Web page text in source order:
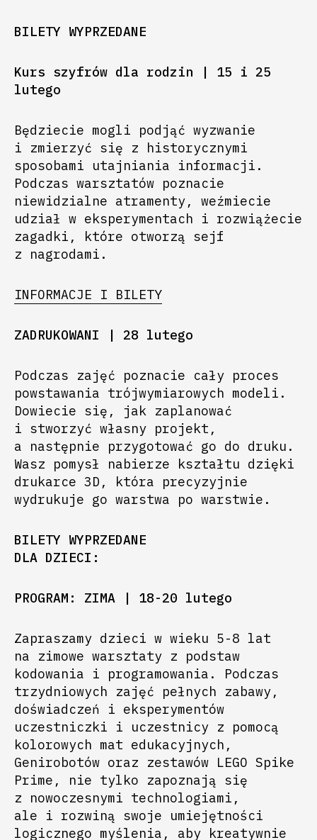
BILETY WYPRZEDANE
Kurs szyfrów dla rodzin | 15 i 25
lutego
Będziecie mogli podjąć wyzwanie
i zmierzyć się z historycznymi
sposobami utajniania informacji.
Podczas warsztatów poznacie
niewidzialne atramenty, weźmiecie
udział w eksperymentach i rozwiążecie
zagadki, które otworzą sejf
z nagrodami.
INFORMACJE I BILETY
ZADRUKOWANI | 28 lutego
Podczas zajęć poznacie cały proces
powstawania trójwymiarowych modeli.
Dowiecie się, jak zaplanować
i stworzyć własny projekt,
a następnie przygotować go do druku.
Wasz pomysł nabierze kształtu dzięki
drukarce 3D, która precyzyjnie
wydrukuje go warstwa po warstwie.
BILETY WYPRZEDANE
DLA DZIECI:
PROGRAM: ZIMA | 18-20 lutego
Zapraszamy dzieci w wieku 5-8 lat
na zimowe warsztaty z podstaw
kodowania i programowania. Podczas
trzydniowych zajęć pełnych zabawy,
doświadczeń i eksperymentów
uczestniczki i uczestnicy z pomocą
kolorowych mat edukacyjnych,
Genirobotów oraz zestawów LEGO Spike
Prime, nie tylko zapoznają się
z nowoczesnymi technologiami,
ale i rozwiną swoje umiejętności
logicznego myślenia, aby kreatywnie